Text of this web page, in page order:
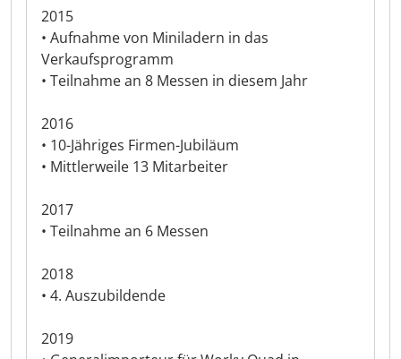
2015
• Aufnahme von Miniladern in das
Verkaufsprogramm
• Teilnahme an 8 Messen in diesem Jahr
2016
• 10-Jähriges Firmen-Jubiläum
• Mittlerweile 13 Mitarbeiter
2017
• Teilnahme an 6 Messen
2018
• 4. Auszubildende
2019